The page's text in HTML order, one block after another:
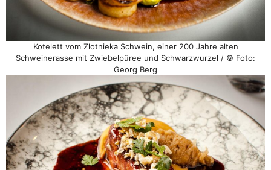
Kotelett vom Zlotnieka Schwein, einer 200 Jahre alten
Schweinerasse mit Zwiebelpüree und Schwarzwurzel / © Foto:
Georg Berg